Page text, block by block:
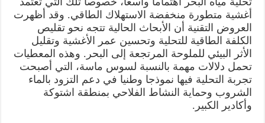
أغشية متطورة منخفضة الاستهلاك الطاقي. وقد أظهرت
العروض التقنية أن الأبحاث الحالية تتجه نحو تقليص
الكلفة الطاقية للتحلية وتحسين عمر الأغشية وتقليل
الأثر البيئي للملوحة المرتجعة إلى البحر. وهذه المعطيات
تحمل دلالات مهمة بالنسبة لسوس ماسة، التي أصبحت
تجربة التحلية فيها نموذجا وطنيا في دعم التزود بالماء
الشروب وحماية النشاط الفلاحي بمنطقة اشتوكة
وأكادير الكبير.